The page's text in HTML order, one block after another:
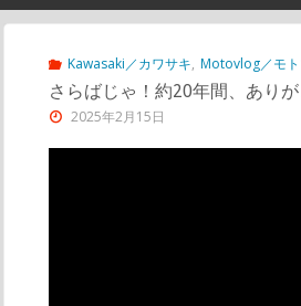
Kawasaki／カワサキ, Motovlog／モ
さらばじゃ！約20年間、あり
2025年2月15日